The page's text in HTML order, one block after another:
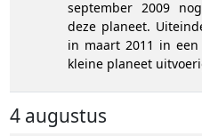
september 2009
deze planeet.
in maart 2011 in
kleine planeet
4 augustus